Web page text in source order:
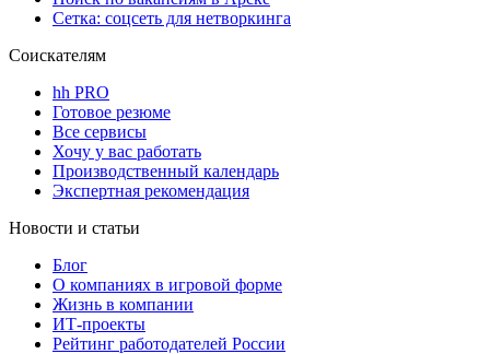
Сетка: соцсеть для нетворкинга
Соискателям
hh PRO
Готовое резюме
Все сервисы
Хочу у вас работать
Производственный календарь
Экспертная рекомендация
Новости и статьи
Блог
О компаниях в игровой форме
Жизнь в компании
ИТ-проекты
Рейтинг работодателей России